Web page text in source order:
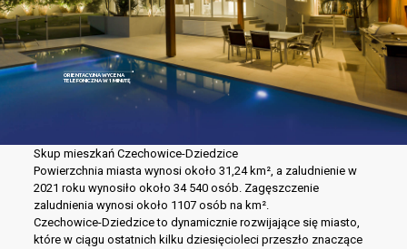
ORIENTACYJNA WYCENA
TELEFONICZNA W 1 MINUTĘ
Skup mieszkań Czechowice-Dziedzice
Powierzchnia miasta wynosi około 31,24 km², a zaludnienie w
2021 roku wynosiło około 34 540 osób. Zagęszczenie
zaludnienia wynosi około 1107 osób na km².
Czechowice-Dziedzice to dynamicznie rozwijające się miasto,
które w ciągu ostatnich kilku dziesięcioleci przeszło znaczące